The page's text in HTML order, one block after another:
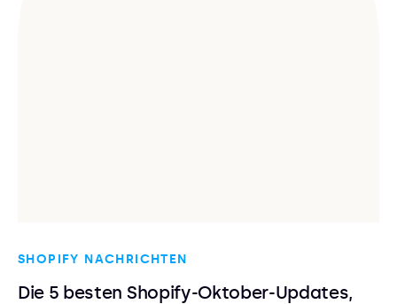
SHOPIFY NACHRICHTEN
Die 5 besten Shopify-Oktober-Updates,